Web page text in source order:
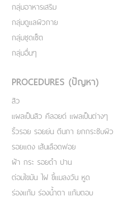
กลุ่มอาหารเสริม
กลุ่มดูแลผิวกาย
กลุ่มชุดเซ็ต
กลุ่มอื่นๆ
PROCEDURES (ปัญหา)
สิว
แผลเป็นสิว คีลอยด์ แผลเป็นต่างๆ
ริ้วรอย รอยย่น ตีนกา ยกกระชับผิว
รอยแดง เส้นเลือดฟอย
ฝ้า กระ รอยดำ ปาน
ต่อมไขมัน ไฝ ขี้แมลงวัน หูด
ร่องแก้ม ร่องน้ำตา แก้มตอบ